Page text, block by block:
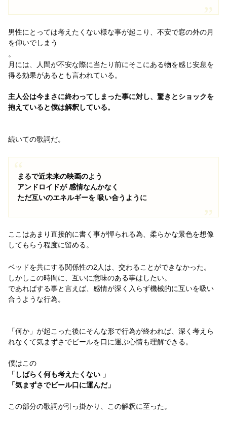
男性にとっては考えたくない様な事が起こり、不安で窓の外の月
を仰いでしまう
。
月には、人間が不安な際に当たり前にそこにある物を感じ安息を
得る効果があるとも言われている。
主人公は今まさに終わってしまった事に対し、驚きとショックを
抱えていると僕は解釈している。
続いての歌詞だ。
まるで近未来の映画のよう
アンドロイドが 感情なんかなく
ただ互いのエネルギーを 吸い合うように
ここはあまり直接的に書く事が憚られる為、柔らかな景色を想像
してもらう程度に留める。
ベッドを共にする関係性の2人は、交わることができなかった。
しかしこの時間に、互いに意味のある事はしたい。
であればする事と言えば、感情が深く入らず機械的に互いを吸い
合うような行為。
「何か」が起こった後にそんな形で行為が終われば、深く考えら
れなくて気まずさでビールを口に運ぶ心情も理解できる。
僕はこの
「しばらく何も考えたくない 」
「気まずさでビール口に運んだ」
この部分の歌詞が引っ掛かり、この解釈に至った。